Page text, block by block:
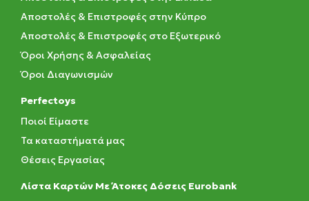
Αποστολές & Επιστροφές στην Κύπρο
Αποστολές & Επιστροφές στο Εξωτερικό
Όροι Χρήσης & Ασφαλείας
Όροι Διαγωνισμών
Perfectoys
Ποιοί Είμαστε
Τα καταστήματά μας
Θέσεις Εργασίας
Λίστα Καρτών Με Άτοκες Δόσεις Eurobank